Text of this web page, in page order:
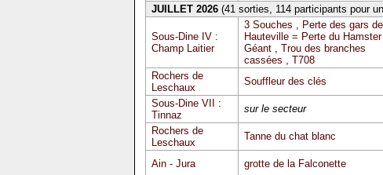
JUILLET 2026(41 sorties, 114 participants pour
Sous-Dine IV :
Champ Laitier
3 Souches , Perte des gars de
Hauteville = Perte du Hamster
Géant, Trou des branches
cassées , T708
Rochers de
Leschaux
Souffleur des clés
Sous-Dine VII :
Tinnaz
sur le secteur
Rochers de
Leschaux
Tanne du chat blanc
Ain - Jura grotte de la Falconette